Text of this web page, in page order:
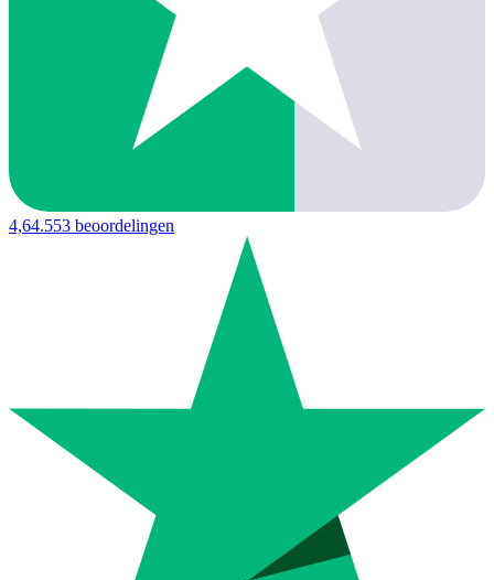
4,64.553 beoordelingen